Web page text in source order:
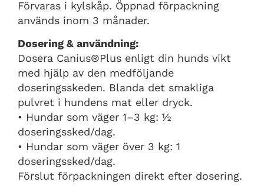
Förvaras i kylskåp. Öppnad förpackning
används inom 3 månader.
Dosering & användning:
Dosera Canius®Plus enligt din hunds vikt
med hjälp av den medföljande
doseringsskeden. Blanda det smakliga
pulvret i hundens mat eller dryck.
• Hundar som väger 1–3 kg: ½
doseringssked/dag.
• Hundar som väger över 3 kg: 1
doseringssked/dag.
Förslut förpackningen direkt efter dosering.